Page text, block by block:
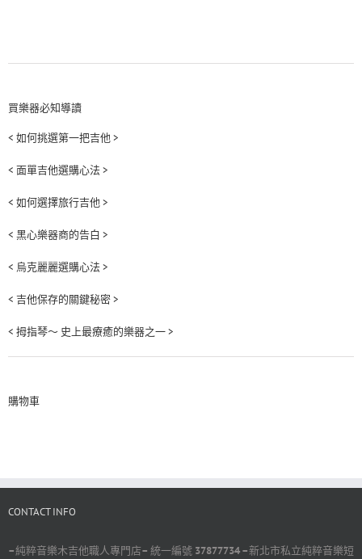
買樂器必知導讀
< 如何挑選第一把吉他 >
< 面單吉他選購心法 >
< 如何選擇旅行吉他 >
< 黑心樂器商的告白 >
< 烏克麗麗選購心法 >
< 吉他保存的關鍵秘密 >
< 拇指琴～ 史上最療癒的樂器之一 >
購物車
CONTACT INFO
–純粹音樂木吉他職人專門店– 統一編號 37877734 –新北市私立純粹音樂短